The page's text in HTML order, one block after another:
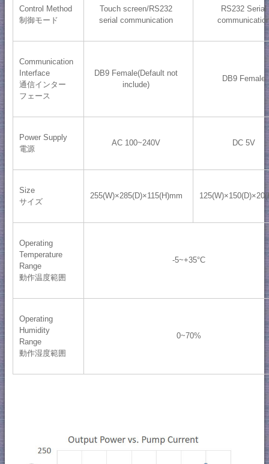
Control Method
制御モード
Touch screen/RS232
serial communication
RS232 Serial
Communication
Interface
通信インター
フェース
DB9 Female(Default not
include)
DB9 Female
Power Supply
電源
AC 100~240V DC 5V
Size
サイズ
255(W)×285(D)×115(H)mm
Operating
Temperature
Range
動作温度範囲
-5~+35°C
Operating
Humidity
Range
動作湿度範囲
0~70%